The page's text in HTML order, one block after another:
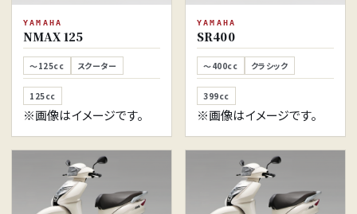
YAMAHA
NMAX 125
～125cc スクーター
125cc
※画像はイメージです。
YAMAHA
SR400
～400cc クラシック
399cc
※画像はイメージです。